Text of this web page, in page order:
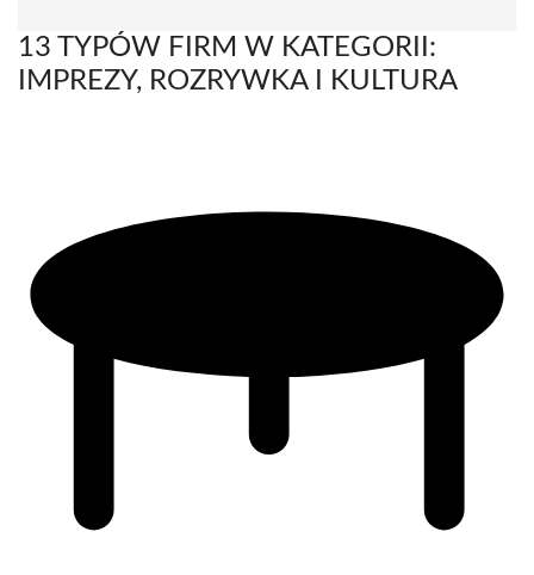
13 TYPÓW FIRM W KATEGORII:
IMPREZY, ROZRYWKA I KULTURA